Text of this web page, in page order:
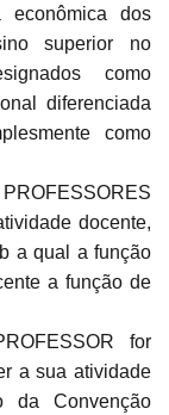
econômica dos
superior no
como
diferenciada
como
docente,
a qual a função
a função de
for
a sua atividade
da Convenção